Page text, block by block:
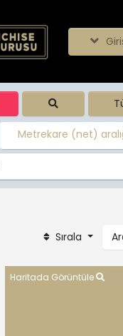
Metrekare (net)
Sırala
Haritada Görüntüle